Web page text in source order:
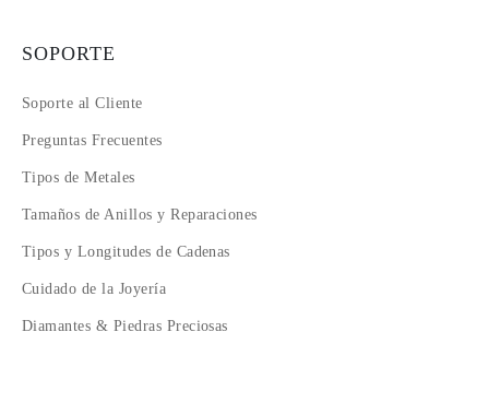
SOPORTE
Soporte al Cliente
Preguntas Frecuentes
Tipos de Metales
Tamaños de Anillos y Reparaciones
Tipos y Longitudes de Cadenas
Cuidado de la Joyería
Diamantes & Piedras Preciosas